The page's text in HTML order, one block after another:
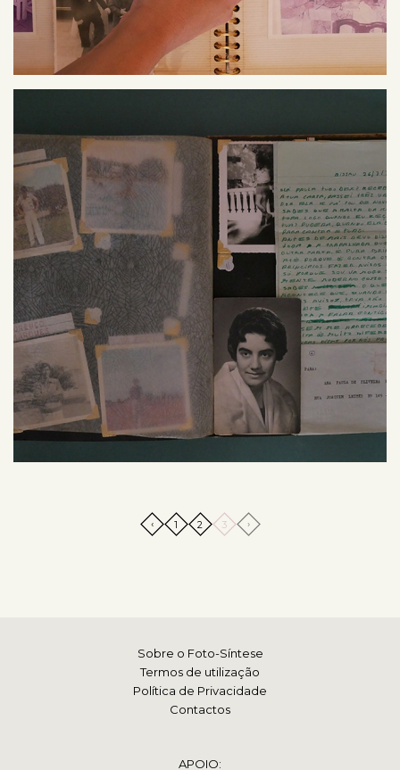
‹ 1 2 3 ›
Sobre o Foto-Síntese
Termos de utilização
Política de Privacidade
Contactos
APOIO: